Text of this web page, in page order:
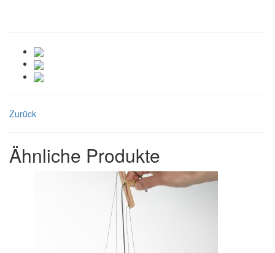
Zurück
Ähnliche Produkte